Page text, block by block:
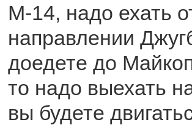
М-14, надо ехать
направлении
доедете до
то надо выехать
вы будете